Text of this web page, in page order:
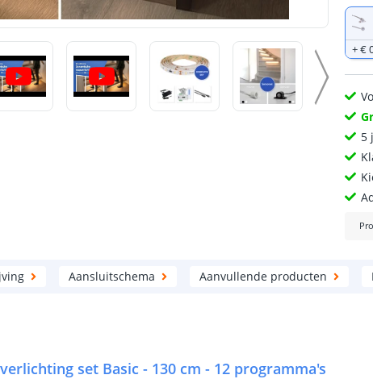
+€
5
Aansluitschema Aanvullende producten
set Basic - 130 cm - 12 programma's